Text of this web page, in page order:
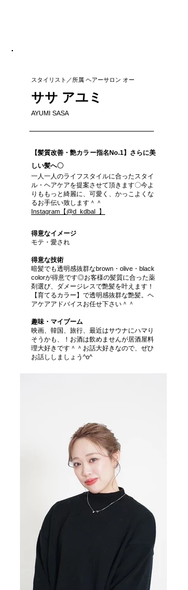
スタイリスト／所属 ヘアーサロン オー
ササ アユミ
AYUMI SASA
【髪質改善・艶カラー指名No.1】さらに美
しい髪へ〇
一人一人のライフスタイルに合ったスタイ
ル・ヘアケアを提案させて頂きます〇今よ
りももっと綺麗に、可愛く、かっこよくな
るお手伝い致します＾＾
Instagram【@d_kdbal_】
得意なイメージ
モテ・愛され
得意な技術
暗髪でも透明感抜群なbrown・olive・black
colorが得意です◎お客様の髪質に合った薬
剤選び、ダメージレスで艶髪を叶えます！
【育てるカラー】で透明感抜群な艶髪。ヘ
アケアアドバイスお任せ下さい＾＾
趣味・マイブーム
映画、韓国、旅行、最近はサウナにハマり
そうかも、！お酒は飲めませんが居酒屋料
理大好きです＾＾お話大好きなので、ぜひ
お話ししましょう^o^